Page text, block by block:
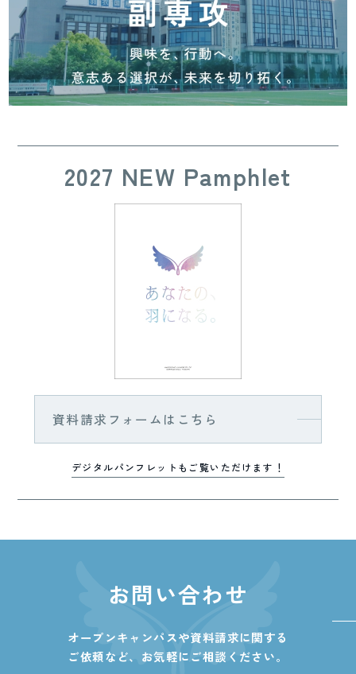
2027 NEW Pamphlet
資料請求フォームはこちら
デジタルパンフレットもご覧いただけます！
お問い合わせ
オープンキャンパスや資料請求に関する
ご依頼など、 お気軽にご相談ください。